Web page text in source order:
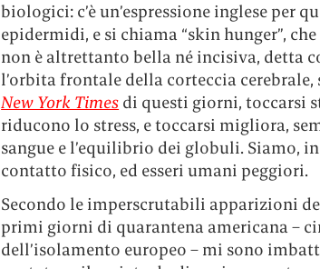
biologici: c’è un’espressione inglese per
epidermidi, e si chiama “skin hunger”,
non è altrettanto bella né incisiva, detta
l’orbita frontale della corteccia
New York Times di questi giorni, toccarsi
riducono lo stress, e toccarsi migliora,
sangue e l’equilibrio dei globuli. Siamo,
contatto fisico, ed esseri umani peggiori.
Secondo le imperscrutabili apparizioni
primi giorni di quarantena americana –
dell’isolamento europeo – mi sono